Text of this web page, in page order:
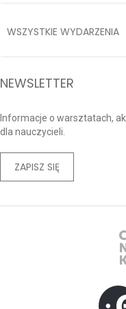
WSZYSTKIE WYDARZENIA
NEWSLETTER
Informacje o warsztatach,
dla nauczycieli.
ZAPISZ SIĘ